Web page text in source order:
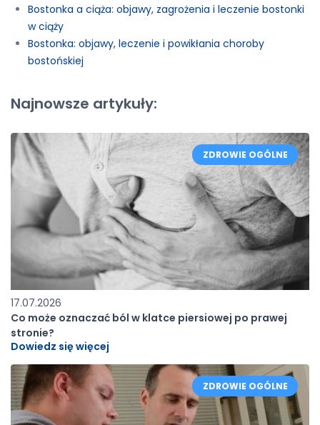
Bostonka a ciąża: objawy, zagrożenia i leczenie bostonki
w ciąży
Bostonka: objawy, leczenie i powikłania choroby
bostońskiej
Najnowsze artykuły:
17.07.2026
Co może oznaczać ból w klatce piersiowej po prawej
stronie?
Dowiedz się więcej
ZDROWIE OGÓLNE
ZDROWIE OGÓLNE